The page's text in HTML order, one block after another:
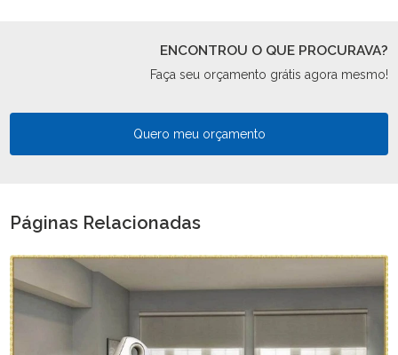
ENCONTROU O QUE PROCURAVA?
Faça seu orçamento grátis agora mesmo!
Quero meu orçamento
Páginas Relacionadas